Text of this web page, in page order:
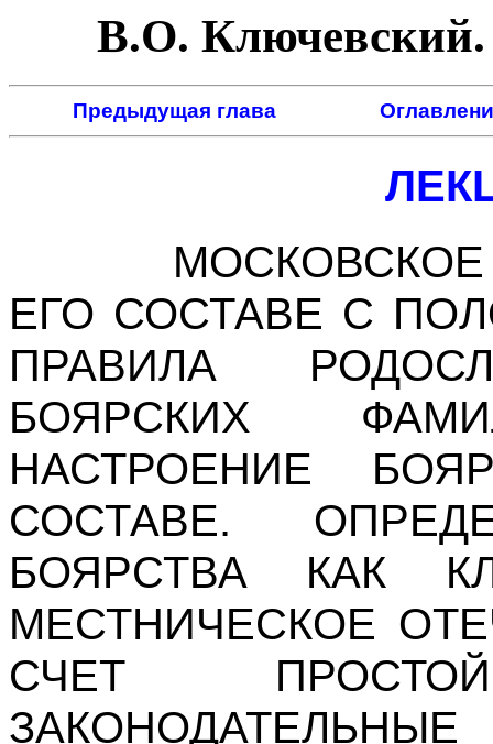
В.О. Ключевский.
Предыдущая глава
МОСКОВСКОЕ
ЕГО СОСТАВЕ С
ПРАВИЛА
БОЯРСКИХ
НАСТРОЕНИЕ
СОСТАВЕ.
БОЯРСТВА КАК
МЕСТНИЧЕСКОЕ
СЧЕТ